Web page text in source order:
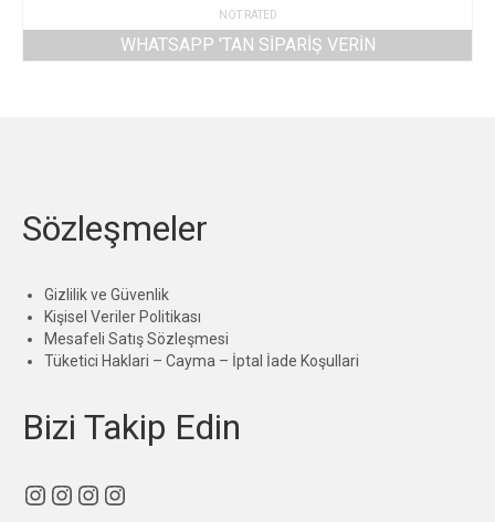
NOT RATED
WHATSAPP 'TAN SIPARIŞ VERIN
Sözleşmeler
Gizlilik ve Güvenlik
Kişisel Veriler Politikası
Mesafeli Satış Sözleşmesi
Tüketici Haklari – Cayma – İptal İade Koşullari
Bizi Takip Edin
Instagram
Instagram
Instagram
Instagram